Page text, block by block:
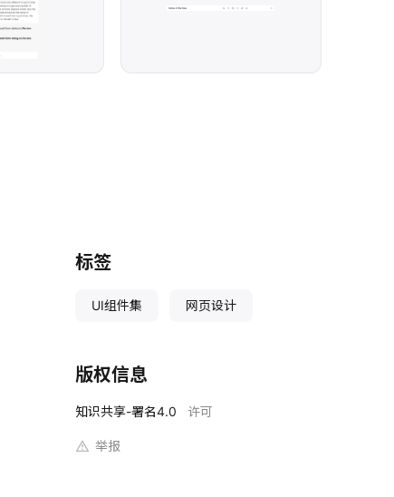
标签
UI组件集 网页设计
版权信息
知识共享-署名4.0 许可
举报